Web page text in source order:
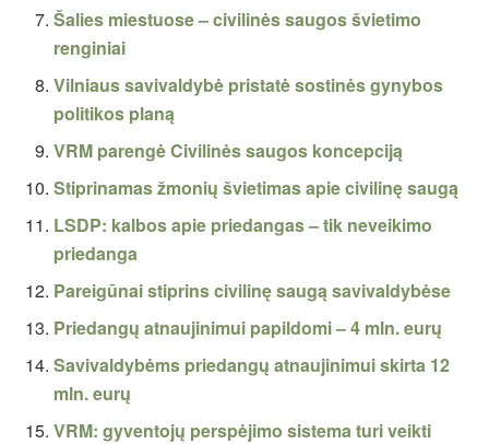
Šalies miestuose – civilinės saugos švietimo
renginiai
Vilniaus savivaldybė pristatė sostinės gynybos
politikos planą
VRM parengė Civilinės saugos koncepciją
Stiprinamas žmonių švietimas apie civilinę saugą
LSDP: kalbos apie priedangas – tik neveikimo
priedanga
Pareigūnai stiprins civilinę saugą savivaldybėse
Priedangų atnaujinimui papildomi – 4 mln. eurų
Savivaldybėms priedangų atnaujinimui skirta 12
mln. eurų
VRM: gyventojų perspėjimo sistema turi veikti